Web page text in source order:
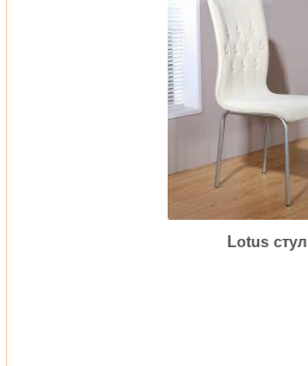
Lotus стул